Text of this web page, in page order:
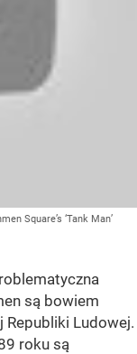
Square’s ‘Tank Man’
są bowiem
Republiki Ludowej.
roku są